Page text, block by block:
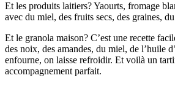
Et les produits laitiers? Yaourts, fromage
avec du miel, des fruits secs, des graines,
Et le granola maison? C’est une recette
des noix, des amandes, du miel, de l’huile
enfourne, on laisse refroidir. Et voilà un
accompagnement parfait.